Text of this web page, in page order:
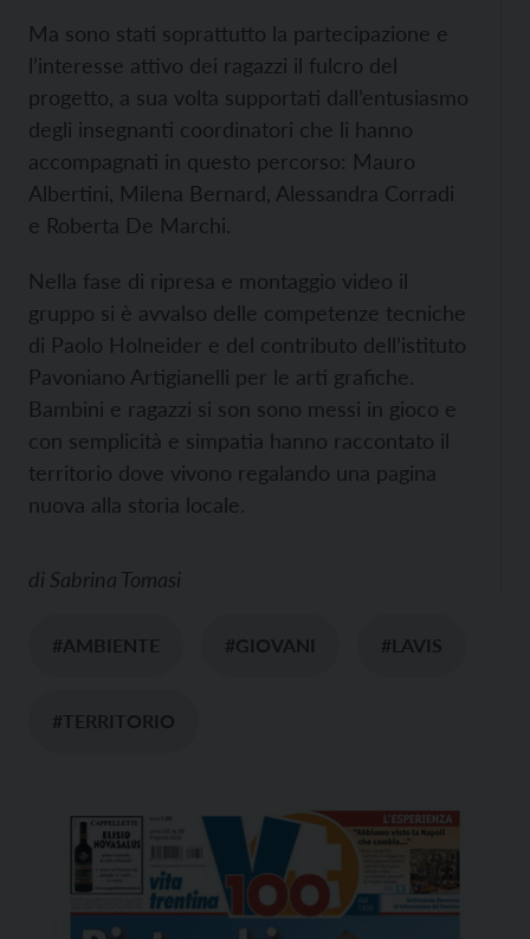
Ma sono stati soprattutto la partecipazione e
l’interesse attivo dei ragazzi il fulcro del
progetto, a sua volta supportati dall’entusiasmo
degli insegnanti coordinatori che li hanno
accompagnati in questo percorso: Mauro
Albertini, Milena Bernard, Alessandra Corradi
e Roberta De Marchi.
Nella fase di ripresa e montaggio video il
gruppo si è avvalso delle competenze tecniche
di Paolo Holneider e del contributo dell’istituto
Pavoniano Artigianelli per le arti grafiche.
Bambini e ragazzi si son sono messi in gioco e
con semplicità e simpatia hanno raccontato il
territorio dove vivono regalando una pagina
nuova alla storia locale.
di Sabrina Tomasi
#AMBIENTE #GIOVANI #LAVIS
#TERRITORIO